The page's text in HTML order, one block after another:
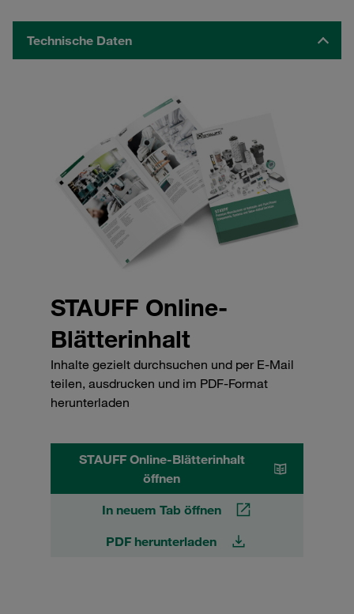
Technische Daten
STAUFF Online-
Blätterinhalt
Inhalte gezielt durchsuchen und per E-Mail
teilen, ausdrucken und im PDF-Format
herunterladen
STAUFF Online-Blätterinhalt
öffnen
In neuem Tab öffnen
PDF herunterladen